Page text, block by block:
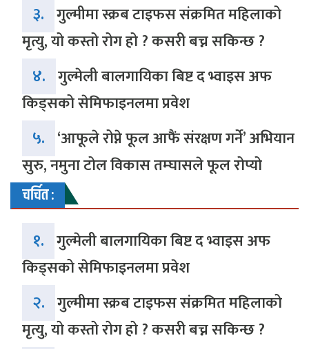
३. गुल्मीमा स्क्रब टाइफस संक्रमित महिलाको
मृत्यु, यो कस्तो रोग हो ? कसरी बच्न सकिन्छ ?
४. गुल्मेली बालगायिका बिष्ट द भ्वाइस अफ
किड्सको सेमिफाइनलमा प्रवेश
५. ‘आफूले रोप्ने फूल आफैं संरक्षण गर्ने’ अभियान
सुरु, नमुना टोल विकास तम्घासले फूल रोप्यो
चर्चित :
१. गुल्मेली बालगायिका बिष्ट द भ्वाइस अफ
किड्सको सेमिफाइनलमा प्रवेश
२. गुल्मीमा स्क्रब टाइफस संक्रमित महिलाको
मृत्यु, यो कस्तो रोग हो ? कसरी बच्न सकिन्छ ?